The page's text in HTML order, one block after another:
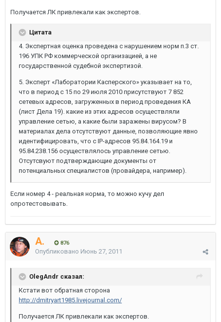
Получается ЛК привлекали как экспертов.
Цитата
4. Экспертная оценка проведена с нарушением норм п.3 ст.
196 УПК РФ коммерческой организацией, а не
государственной судебной экспертизой.
5. Эксперт «Лаборатории Касперского» указывает на то,
что в период с 15 по 29 июля 2010 присутствуют 7 852
сетевых адресов, загруженных в период проведения КА
(лист Дела 19). какие из этих адресов осуществляли
управление сетью, а какие были заражены вирусом? В
материалах дела отсутствуют данные, позволяющие явно
идентифицировать, что с IP-адресов 95.84.164.19 и
95.84.238.156 осуществлялось управление сетью.
Отсутсвуют подтверждающие документы от
потенциальных специалистов (провайдера, например).
Если номер 4 - реальная норма, то можно кучу дел
опротестовывать.
A. 876
Опубликовано Июнь 27, 2011
OlegAndr сказал:
Кстати вот обратная сторона
http://dmitryart1985.livejournal.com/
Получается ЛК привлекали как экспертов.